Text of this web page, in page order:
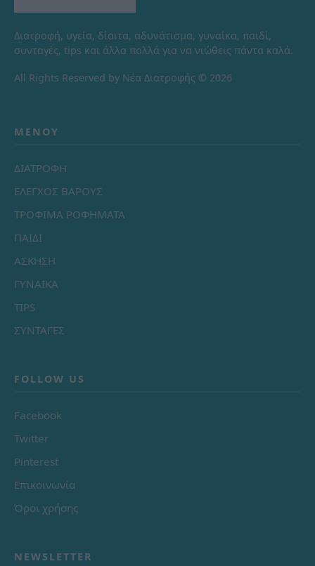
Διατροφή, υγεία, δίαιτα, αδυνάτισμα, γυναίκα, παιδί,
συνταγές, tips και άλλα πολλά για να νιώθεις πάντα καλά.
All Rights Reserved by Νέα Διατροφής © 2026
ΜΕΝΟΎ
ΔΙΑΤΡΟΦΗ
ΕΛΕΓΧΟΣ ΒΑΡΟΥΣ
ΤΡΟΦΙΜΑ ΡΟΦΗΜΑΤΑ
ΠΑΙΔΙ
ΑΣΚΗΣΗ
ΓΥΝΑΙΚΑ
TIPS
ΣΥΝΤΑΓΕΣ
FOLLOW US
Facebook
Twitter
Pinterest
Επικοινωνία
Όροι χρήσης
NEWSLETTER